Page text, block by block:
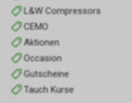
L&W Compressors
CEMO
Aktionen
Occasion
Gutscheine
Tauch Kurse